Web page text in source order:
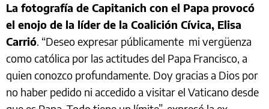
La fotografía de Capitanich con el Papa provocó
el enojo de la líder de la Coalición Cívica, Elisa
Carrió. “Deseo expresar públicamente mi vergüenza
como católica por las actitudes del Papa Francisco, a
quien conozco profundamente. Doy gracias a Dios por
no haber pedido ni accedido a visitar el Vaticano desde